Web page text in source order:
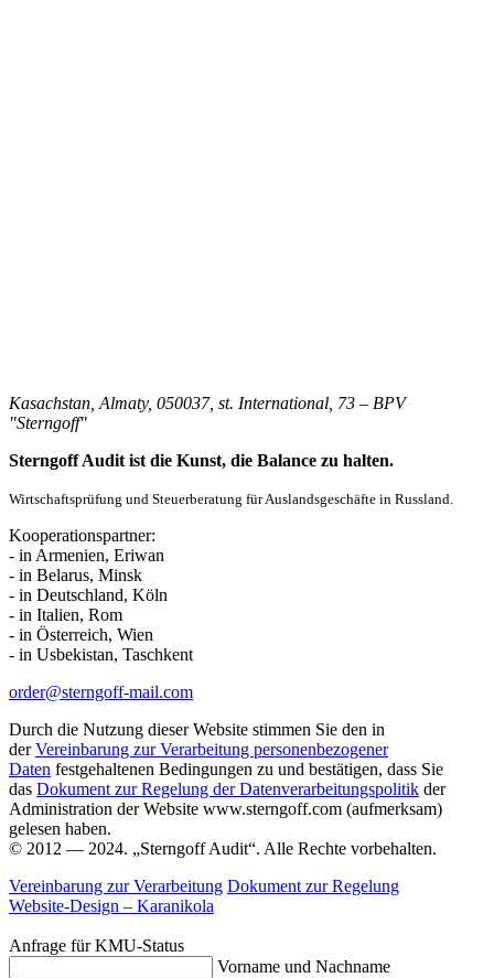
Kasachstan, Almaty, 050037, st. International, 73 – BPV
"Sterngoff"
Sterngoff Audit ist die Kunst, die Balance zu halten.
Wirtschaftsprüfung und Steuerberatung für Auslandsgeschäfte in Russland.
Kooperationspartner:
- in Armenien, Eriwan
- in Belarus, Minsk
- in Deutschland, Köln
- in Italien, Rom
- in Österreich, Wien
- in Usbekistan, Taschkent
order@sterngoff-mail.com
Durch die Nutzung dieser Website stimmen Sie den in
derVereinbarung zur Verarbeitung personenbezogener
Daten festgehaltenen Bedingungen zu und bestätigen, dass Sie
das Dokument zur Regelung der Datenverarbeitungspolitik der
Administration der Website www.sterngoff.com (aufmerksam)
gelesen haben.
© 2012 — 2024. „Sterngoff Audit“. Alle Rechte vorbehalten.
Vereinbarung zur Verarbeitung Dokument zur Regelung
Website-Design – Karanikola
Anfrage für KMU-Status
Vorname und Nachname